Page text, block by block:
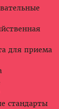
для приема
стандарты